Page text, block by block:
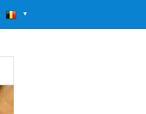
▼